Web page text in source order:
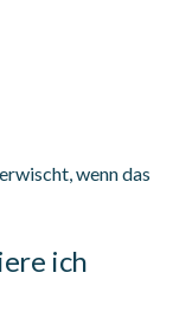
wenn das
ich